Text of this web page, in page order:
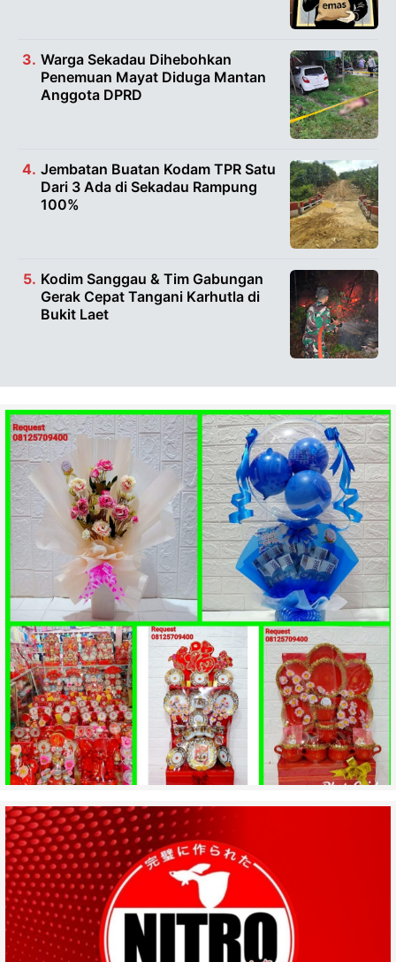
Warga Sekadau Dihebohkan
Penemuan Mayat Diduga Mantan
Anggota DPRD
Jembatan Buatan Kodam TPR Satu
Dari 3 Ada di Sekadau Rampung
100%
Kodim Sanggau & Tim Gabungan
Gerak Cepat Tangani Karhutla di
Bukit Laet